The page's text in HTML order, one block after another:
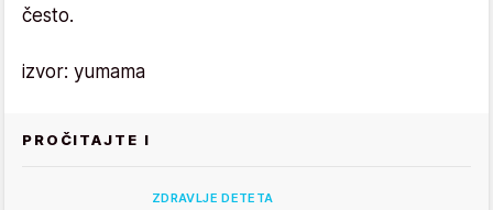
često.
izvor: yumama
PROČITAJTE I
ZDRAVLJE DETETA